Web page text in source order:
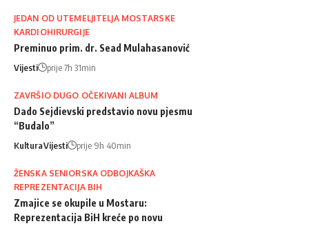
JEDAN OD UTEMELJITELJA MOSTARSKE
KARDIOHIRURGIJE
Preminuo prim. dr. Sead Mulahasanović
Vijesti prije 7h 31min
ZAVRŠIO DUGO OČEKIVANI ALBUM
Dado Sejdievski predstavio novu pjesmu
“Budalo”
KulturaVijesti prije 9h 40min
ŽENSKA SENIORSKA ODBOJKAŠKA
REPREZENTACIJA BIH
Zmajice se okupile u Mostaru:
Reprezentacija BiH kreće po novu